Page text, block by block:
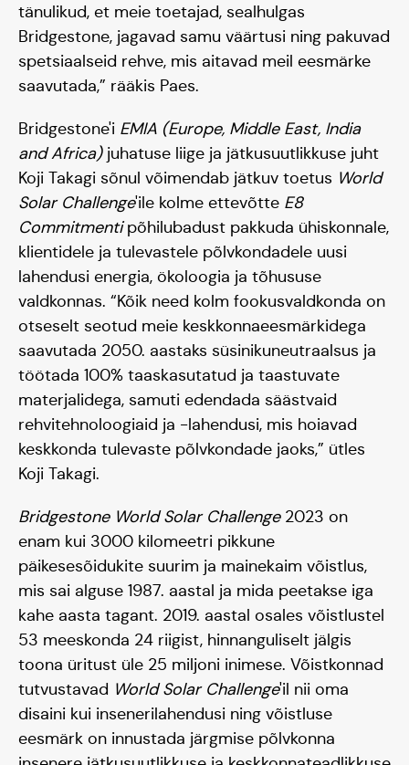
Blogi
tänulikud, et meie toetajad, sealhulgas
Bridgestone, jagavad samu väärtusi ning pakuvad
spetsiaalseid rehve, mis aitavad meil eesmärke
saavutada,” rääkis Paes.
Bridgestone'i EMIA (Europe, Middle East, India
and Africa)juhatuse liige ja jätkusuutlikkuse juht
Koji Takagi sõnul võimendab jätkuv toetus World
Solar Challenge'ile kolme ettevõtte E8
Commitmentipõhilubadust pakkuda ühiskonnale,
klientidele ja tulevastele põlvkondadele uusi
lahendusi energia, ökoloogia ja tõhususe
valdkonnas. “Kõik need kolm fookusvaldkonda on
otseselt seotud meie keskkonnaeesmärkidega
saavutada 2050. aastaks süsinikuneutraalsus ja
töötada 100% taaskasutatud ja taastuvate
materjalidega, samuti edendada säästvaid
rehvitehnoloogiaid ja -lahendusi, mis hoiavad
keskkonda tulevaste põlvkondade jaoks,” ütles
Koji Takagi.
Bridgestone World Solar Challenge2023 on
enam kui 3000 kilomeetri pikkune
päikesesõidukite suurim ja mainekaim võistlus,
mis sai alguse 1987. aastal ja mida peetakse iga
kahe aasta tagant. 2019. aastal osales võistlustel
53 meeskonda 24 riigist, hinnanguliselt jälgis
toona üritust üle 25 miljoni inimese. Võistkonnad
tutvustavad World Solar Challenge'il nii oma
disaini kui insenerilahendusi ning võistluse
eesmärk on innustada järgmise põlvkonna